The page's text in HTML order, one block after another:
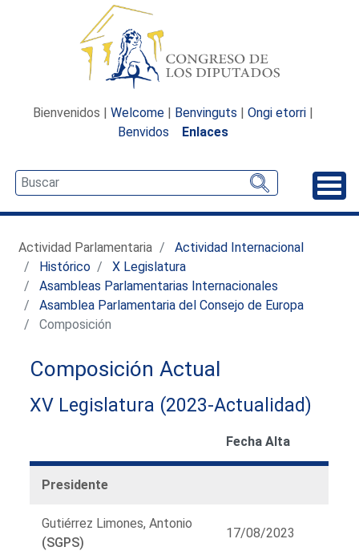
Bienvenidos | Welcome | Benvinguts | Ongi etorri |
Benvidos
Enlaces
Actividad Parlamentaria
Actividad Internacional
Histórico
X Legislatura
Asambleas Parlamentarias Internacionales
Asamblea Parlamentaria del Consejo de Europa
Composición
Composición Actual
XV Legislatura (2023-Actualidad)
Fecha Alta
Presidente
Gutiérrez Limones, Antonio
(SGPS)
17/08/2023